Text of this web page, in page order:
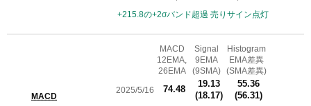
+215.8の+2σバンド超過 売りサイン点灯
MACD
MACD
12EMA,
26EMA
Signal
9EMA
(9SMA)
Histogram
EMA差異
(SMA差異)
2025/5/16
74.48
19.13
(18.17)
55.36
(56.31)